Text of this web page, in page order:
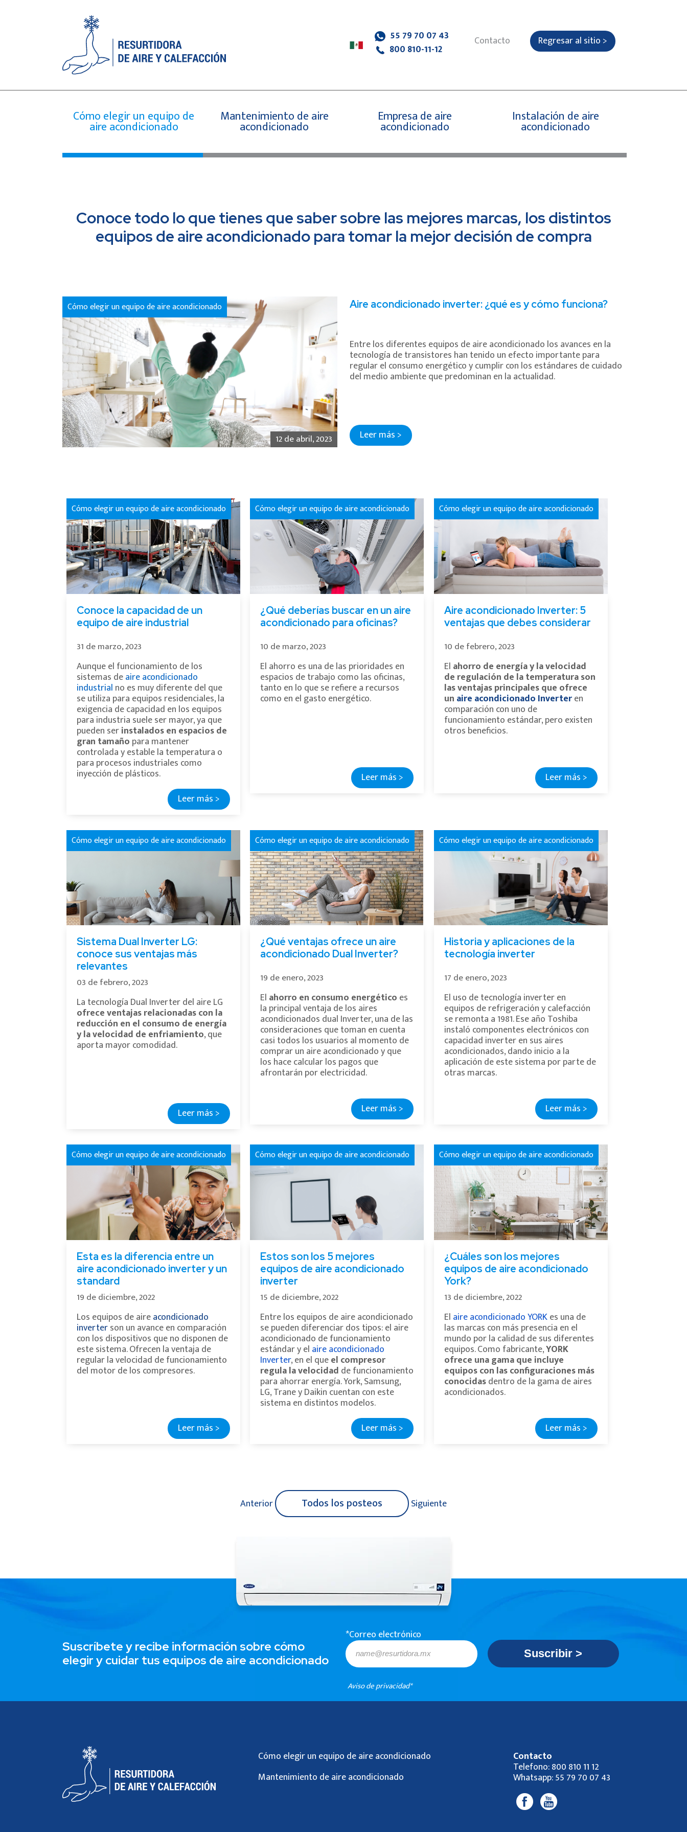
55 79 70 07 43
800 810-11-12
Contacto Regresar al sitio >
Cómo elegir un equipo de
aire acondicionado
Mantenimiento de aire
acondicionado
Empresa de aire
acondicionado
Instalación de aire
acondicionado
Conoce todo lo que tienes que saber sobre las mejores marcas, los distintos
equipos de aire acondicionado para tomar la mejor decisión de compra
Cómo elegir un equipo de aire acondicionado
12 de abril, 2023
Aire acondicionado inverter: ¿qué es y cómo funciona?
Entre los diferentes equipos de aire acondicionado los avances en la
tecnología de transistores han tenido un efecto importante para
regular el consumo energético y cumplir con los estándares de cuidado
del medio ambiente que predominan en la actualidad.
Leer más >
Cómo elegir un equipo de aire acondicionado
Conoce la capacidad de un
equipo de aire industrial
31 de marzo, 2023
Aunque el funcionamiento de los
sistemas deaire acondicionado
industrial no es muy diferente del que
se utiliza para equipos residenciales, la
exigencia de capacidad en los equipos
para industria suele ser mayor, ya que
pueden serinstalados en espacios de
gran tamaño para mantener
controlada y estable la temperatura o
para procesos industriales como
inyección de plásticos.
Leer más >
Cómo elegir un equipo de aire acondicionado
¿Qué deberías buscar en un aire
acondicionado para oficinas?
10 de marzo, 2023
El ahorro es una de las prioridades en
espacios de trabajo como las oficinas,
tanto en lo que se refiere a recursos
como en el gasto energético.
Leer más >
Cómo elegir un equipo de aire acondicionado
Aire acondicionado Inverter: 5
ventajas que debes considerar
10 de febrero, 2023
El ahorro de energía y la velocidad
de regulación de la temperatura son
las ventajas principales que ofrece
un aire acondicionado Inverteren
comparación con uno de
funcionamiento estándar, pero existen
otros beneficios.
Leer más >
Cómo elegir un equipo de aire acondicionado
Sistema Dual Inverter LG:
conoce sus ventajas más
relevantes
03 de febrero, 2023
La tecnología Dual Inverter del aire LG
ofrece ventajas relacionadas con la
reducción en el consumo de energía
y la velocidad de enfriamiento, que
aporta mayor comodidad.
Leer más >
Cómo elegir un equipo de aire acondicionado
¿Qué ventajas ofrece un aire
acondicionado Dual Inverter?
19 de enero, 2023
El ahorro en consumo energético es
la principal ventaja de los aires
acondicionados dual Inverter, una de las
consideraciones que toman en cuenta
casi todos los usuarios al momento de
comprar un aire acondicionado y que
los hace calcular los pagos que
afrontarán por electricidad.
Leer más >
Cómo elegir un equipo de aire acondicionado
Historia y aplicaciones de la
tecnología inverter
17 de enero, 2023
El uso de tecnología inverter en
equipos de refrigeración y calefacción
se remonta a 1981. Ese año Toshiba
instaló componentes electrónicos con
capacidad inverter en sus aires
acondicionados, dando inicio a la
aplicación de este sistema por parte de
otras marcas.
Leer más >
Cómo elegir un equipo de aire acondicionado
Esta es la diferencia entre un
aire acondicionado inverter y un
standard
19 de diciembre, 2022
Los equipos de aireacondicionado
inverterson un avance en comparación
con los dispositivos que no disponen de
este sistema. Ofrecen la ventaja de
regular la velocidad de funcionamiento
del motor de los compresores.
Leer más >
Cómo elegir un equipo de aire acondicionado
Estos son los 5 mejores
equipos de aire acondicionado
inverter
15 de diciembre, 2022
Entre los equipos de aire acondicionado
se pueden diferenciar dos tipos: el aire
acondicionado de funcionamiento
estándar y el aire acondicionado
Inverter, en el queel compresor
regula la velocidad de funcionamiento
para ahorrar energía. York, Samsung,
LG, Trane y Daikin cuentan con este
sistema en distintos modelos.
Leer más >
Cómo elegir un equipo de aire acondicionado
¿Cuáles son los mejores
equipos de aire acondicionado
York?
13 de diciembre, 2022
El aire acondicionado YORKes una de
las marcas con más presencia en el
mundo por la calidad de sus diferentes
equipos. Como fabricante,YORK
ofrece una gama que incluye
equipos con las configuraciones más
conocidasdentro de la gama de aires
acondicionados.
Leer más >
Anterior Todos los posteos Siguiente
Suscríbete y recibe información sobre cómo
elegir y cuidar tus equipos de aire acondicionado
*Correo electrónico
Aviso de privacidad*
Cómo elegir un equipo de aire acondicionado
Mantenimiento de aire acondicionado
Contacto
Telefono:800 810 11 12
Whatsapp:55 79 70 07 43